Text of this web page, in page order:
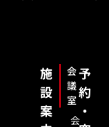
施
設
案
会
議
室
会
予
約
・